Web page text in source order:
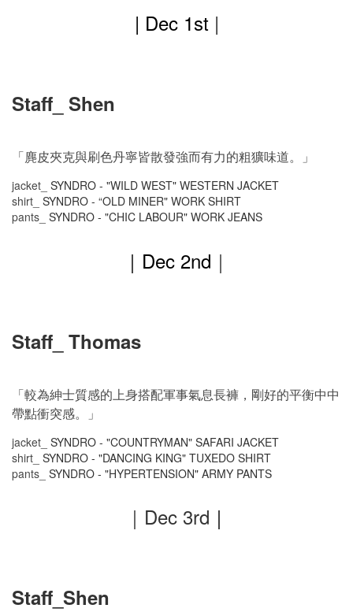
| Dec 1st |
Staff_ Shen
「麂皮夾克與刷色丹寧皆散發強而有力的粗獷味道。」
jacket_ SYNDRO - "WILD WEST" WESTERN JACKET
shirt_ SYNDRO - “OLD MINER" WORK SHIRT
pants_ SYNDRO - "CHIC LABOUR" WORK JEANS
｜Dec 2nd ｜
Staff_ Thomas
「較為紳士質感的上身搭配軍事氣息長褲，剛好的平衡中中
帶點衝突感。」
jacket_ SYNDRO - "COUNTRYMAN" SAFARI JACKET
shirt_ SYNDRO - "DANCING KING" TUXEDO SHIRT
pants_ SYNDRO - "HYPERTENSION" ARMY PANTS
｜Dec3rd ｜
Staff_Shen